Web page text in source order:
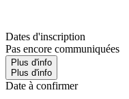
Dates d'inscription
Pas encore communiquées
Plus d'info
Plus d'info
Date à confirmer